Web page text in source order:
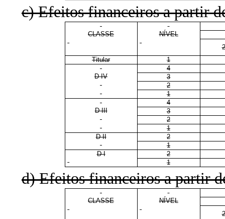
c) Efeitos financeiros a partir
CLASSE
NÍVEL
Titular
1
4
D IV
3
2
1
4
D III
3
2
1
D II
2
1
D I
2
1
d) Efeitos financeiros a partir
CLASSE
NÍVEL